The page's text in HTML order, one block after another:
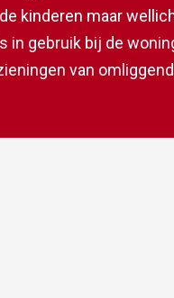
kinderen maar
in gebruik bij de
van
richting Leiden,
in een ruime hal met